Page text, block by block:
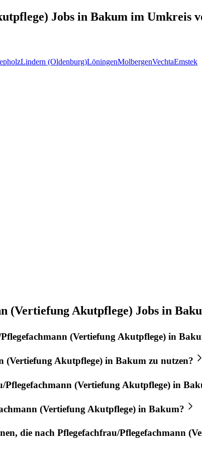
Jobs in Bakum im Umkreis
Lindern (Oldenburg)LöningenMolbergenVechtaEmstek
(Vertiefung Akutpflege) Jobs in
(Vertiefung Akutpflege) in
(Vertiefung Akutpflege) in Bakum zu nutzen?
Pflegefachmann (Vertiefung Akutpflege) in
(Vertiefung Akutpflege) in Bakum?
die nach Pflegefachfrau/Pflegefachmann